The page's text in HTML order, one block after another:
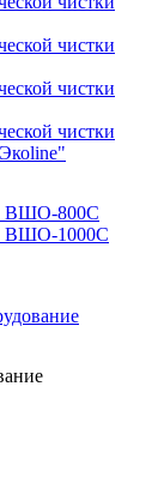
чистки
чистки
чистки
ВШО-800С
ВШО-1000С